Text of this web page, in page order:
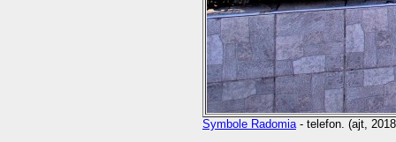
Symbole Radomia- telefon. (ajt,